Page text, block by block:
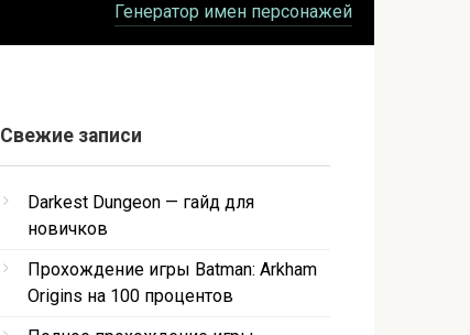
Генератор имен персонажей
Свежие записи
Darkest Dungeon — гайд для
новичков
Прохождение игры Batman: Arkham
Origins на 100 процентов